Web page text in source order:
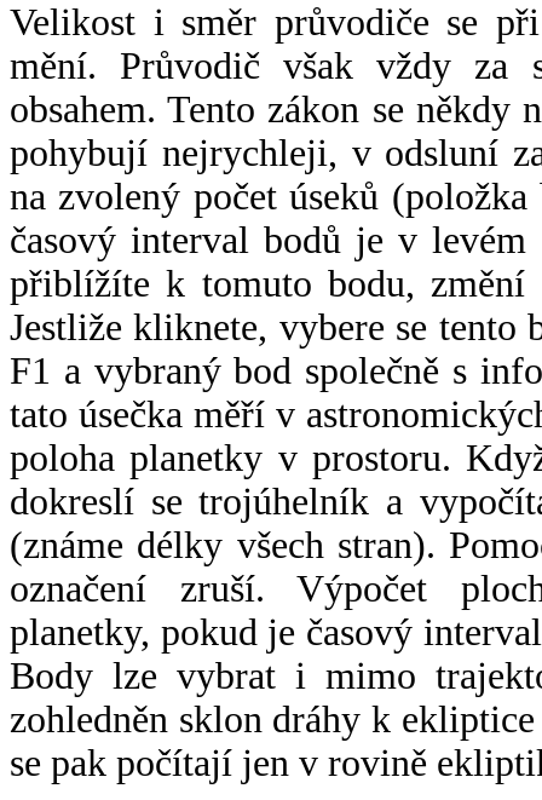
Velikost i směr průvodiče se
mění. Průvodič však vždy za
obsahem. Tento zákon se někdy
pohybují nejrychleji, v odsluní
na zvolený počet úseků
časový interval bodů je v
přiblížíte k tomuto bodu,
Jestliže kliknete, vybere se tento
F1 a vybraný bod společně s
tato úsečka měří v
poloha planetky v prostoru.
dokreslí se trojúhelník a
(známe délky všech stran).
označení zruší. Výpočet
planetky, pokud je časový
Body lze vybrat i mimo
zohledněn sklon dráhy k
se pak počítají jen v rovině